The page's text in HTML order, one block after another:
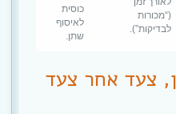
(“מכורות
לבדיקות”).
כוסית
לאיסוף
שתן.
צעד אחר צעד